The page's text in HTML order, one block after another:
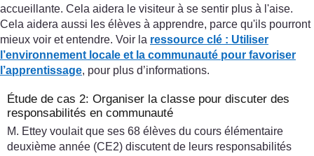
accueillante. Cela aidera le visiteur à se sentir plus à l'aise.
Cela aidera aussi les élèves à apprendre, parce qu'ils pourront
mieux voir et entendre. Voir la ressource clé : Utiliser
l’environnement locale et la communauté pour favoriser
l’apprentissage, pour plus d’informations.
Étude de cas 2: Organiser la classe pour discuter des
responsabilités en communauté
M. Ettey voulait que ses 68 élèves du cours élémentaire
deuxième année (CE2) discutent de leurs responsabilités